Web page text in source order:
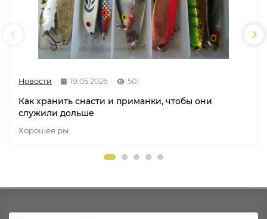
Новости 19.05.2026 501
Как хранить снасти и приманки, чтобы они
служили дольше
Хорошее ры..